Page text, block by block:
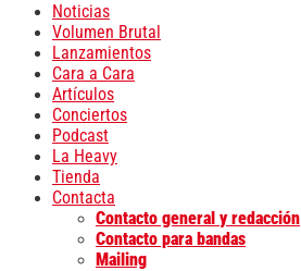
Noticias
Volumen Brutal
Lanzamientos
Cara a Cara
Artículos
Conciertos
Podcast
La Heavy
Tienda
Contacta
Contacto general y redacción
Contacto para bandas
Mailing